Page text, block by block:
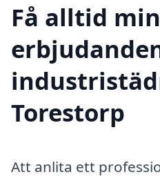
Få alltid
Torestorp
Att anlita ett